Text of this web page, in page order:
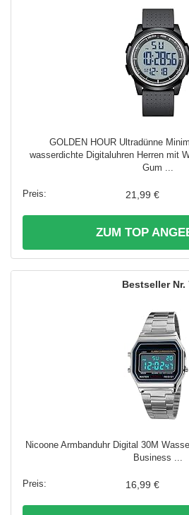
GOLDEN HOUR Ultradünne
wasserdichte Digitaluhren Herren mit
Gum ...
21,99 €
ZUM TOP
Nicoone Armbanduhr Digital 30M
Business ...
16,99 €